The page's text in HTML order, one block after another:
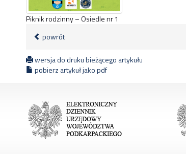
Piknik rodzinny – Osiedle nr 1
powrót
wersja do druku bieżącego artykułu
pobierz artykuł jako pdf